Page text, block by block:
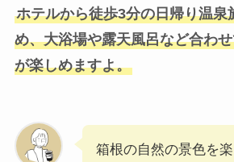
ホテルから徒歩3分の日帰り温泉
め、大浴場や露天風呂など合わ
が楽しめますよ。
箱根の自然の景色を